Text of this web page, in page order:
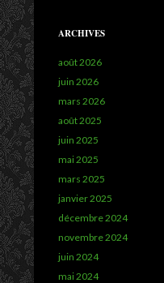
ARCHIVES
août 2026
juin 2026
mars 2026
août 2025
juin 2025
mai 2025
mars 2025
janvier 2025
décembre 2024
novembre 2024
juin 2024
mai 2024